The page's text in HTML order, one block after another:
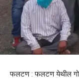
फलटण : फलटण येथील